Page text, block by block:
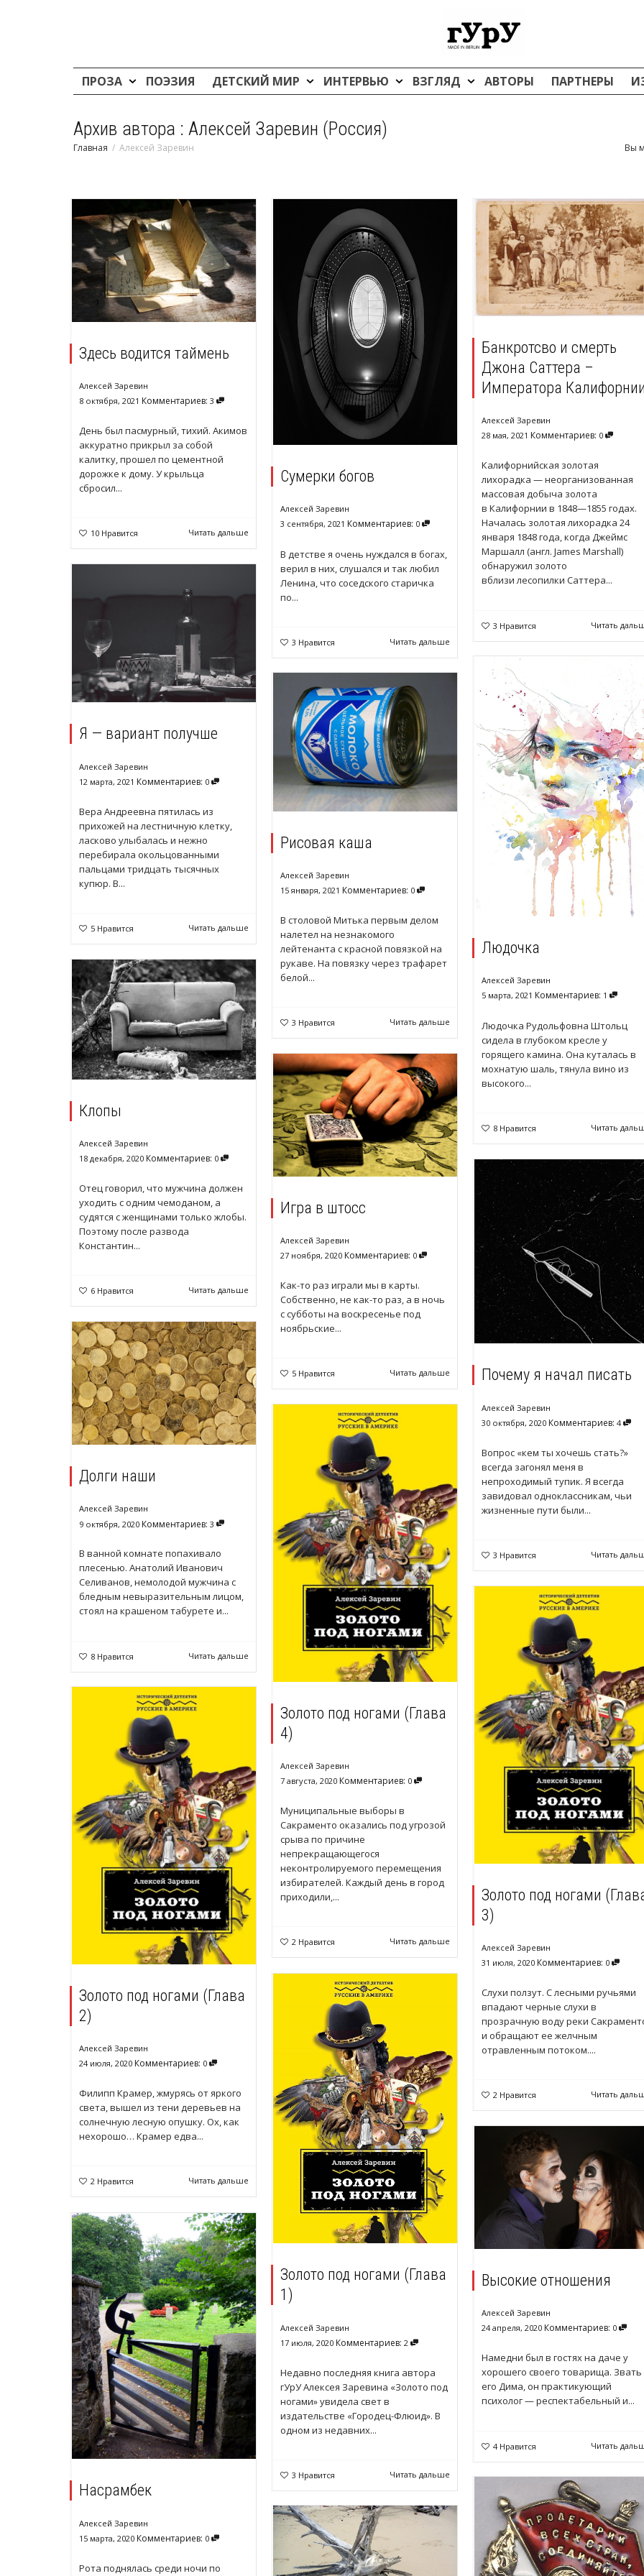
ПРОЗА ПОЭЗИЯ ДЕТСКИЙ МИР ИНТЕРВЬЮ ВЗГЛЯД АВТОРЫ ПАРТНЕРЫ
Архив автора : Алексей Заревин (Россия)
Главная Алексей Заревин Вы
Здесь водится таймень
Алексей Заревин
8 октября, 2021 Комментариев: 3
День был пасмурный, тихий. Акимов
аккуратно прикрыл за собой
калитку, прошел по цементной
дорожке к дому. У крыльца
сбросил...
10 Нравится Читать дальше
Сумерки богов
Алексей Заревин
3 сентября, 2021 Комментариев: 0
В детстве я очень нуждался в богах,
верил в них, слушался и так любил
Ленина, что соседского старичка
по...
3 Нравится Читать дальше
Банкротсво и смерть
Джона Саттера –
Императора
Алексей Заревин
28 мая, 2021 Комментариев: 0
Калифорнийская золотая
лихорадка — неорганизованная
массовая добыча золота
в Калифорнии в 1848—1855 годах.
Началась золотая лихорадка 24
января 1848 года, когда Джеймс
Маршалл (англ. James Marshall)
обнаружил золото
вблизи лесопилки Саттера...
3 Нравится Читать
Я — вариант получше
Алексей Заревин
12 марта, 2021 Комментариев: 0
Вера Андреевна пятилась из
прихожей на лестничную клетку,
ласково улыбалась и нежно
перебирала окольцованными
пальцами тридцать тысячных
купюр. В...
5 Нравится Читать дальше
Людочка
Алексей Заревин
5 марта, 2021 Комментариев: 1
Людочка Рудольфовна Штольц
сидела в глубоком кресле у
горящего камина. Она куталась в
мохнатую шаль, тянула вино из
высокого...
8 Нравится Читать
Рисовая каша
Алексей Заревин
15 января, 2021 Комментариев: 0
В столовой Митька первым делом
налетел на незнакомого
лейтенанта с красной повязкой на
рукаве. На повязку через трафарет
белой...
3 Нравится Читать дальше
Клопы
Алексей Заревин
18 декабря, 2020 Комментариев: 0
Отец говорил, что мужчина должен
уходить с одним чемоданом, а
судятся с женщинами только жлобы.
Поэтому после развода
Константин...
6 Нравится Читать дальше
Игра в штосс
Алексей Заревин
27 ноября, 2020 Комментариев: 0
Как-то раз играли мы в карты.
Собственно, не как-то раз, а в ночь
с субботы на воскресенье под
ноябрьские...
5 Нравится Читать дальше Почему я начал писать
Алексей Заревин
30 октября, 2020 Комментариев: 4
Вопрос «кем ты хочешь стать?»
всегда загонял меня в
непроходимый тупик. Я всегда
завидовал одноклассникам, чьи
жизненные пути были...
3 Нравится Читать
Долги наши
Алексей Заревин
9 октября, 2020 Комментариев: 3
В ванной комнате попахивало
плесенью. Анатолий Иванович
Селиванов, немолодой мужчина с
бледным невыразительным лицом,
стоял на крашеном табурете и...
8 Нравится Читать дальше
Золото под ногами (Глава
4)
Алексей Заревин
7 августа, 2020 Комментариев: 0
Муниципальные выборы в
Сакраменто оказались под угрозой
срыва по причине
непрекращающегося
неконтролируемого перемещения
избирателей. Каждый день в город
приходили,...
2 Нравится Читать дальше
Золото под ногами
3)
Алексей Заревин
31 июля, 2020 Комментариев: 0
Слухи ползут. С лесными ручьями
впадают черные слухи в
прозрачную воду реки
и обраща­ют ее желчным
отравленным потоком....
2 Нравится Читать
Золото под ногами (Глава
2)
Алексей Заревин
24 июля, 2020 Комментариев: 0
Филипп Крамер, жмурясь от яркого
света, вышел из тени деревьев на
солнечную лесную опушку. Ох, как
нехорошо… Крамер едва...
2 Нравится Читать дальше
Золото под ногами (Глава
1)
Алексей Заревин
17 июля, 2020 Комментариев: 2
Недавно последняя книга автора
гУрУ Алексея Заревина «Золото под
ногами» увидела свет в
издательстве «Городец-Флюид». В
одном из недавних...
3 Нравится Читать дальше
Высокие отношения
Алексей Заревин
24 апреля, 2020 Комментариев: 0
Намедни был в гостях на даче у
хорошего своего товарища. Звать
его Дима, он практикующий
психолог — респектабельный и...
4 Нравится Читать
Насрамбек
Алексей Заревин
15 марта, 2020 Комментариев: 0
Рота поднялась среди ночи по